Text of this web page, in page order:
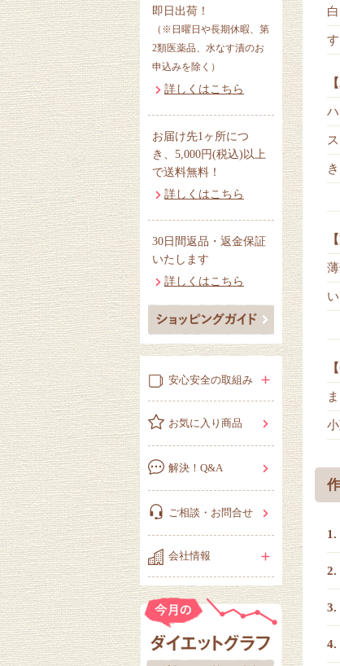
即日出荷！
（※日曜日や長期休暇、第
2類医薬品、水なす漬のお
申込みを除く）
詳しくはこちら
お届け先1ヶ所につ
き、5,000円(税込)以上
で送料無料！
詳しくはこちら
30日間返品・返金保証
いたします
詳しくはこちら
安心安全の取組み
お気に入り商品
解決！Q&A
ご相談・お問合せ
会社情報